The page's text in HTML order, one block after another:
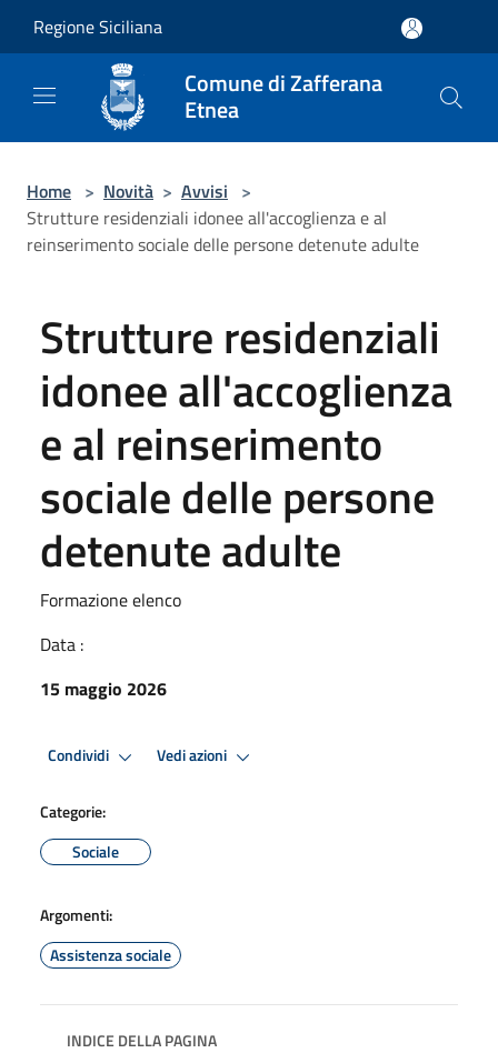
Regione Siciliana
Comune di Zafferana
Etnea
Home > Novità > Avvisi >
Strutture residenziali idonee all'accoglienza e al
reinserimento sociale delle persone detenute adulte
Strutture residenziali
idonee all'accoglienza
e al reinserimento
sociale delle persone
detenute adulte
Formazione elenco
Data :
15 maggio 2026
Condividi Vedi azioni
Categorie:
Sociale
Argomenti:
Assistenza sociale
INDICE DELLA PAGINA